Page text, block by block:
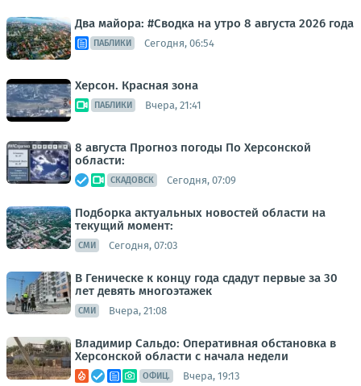
Два майора: #Сводка на утро 8 августа 2026 года
ПАБЛИКИ Сегодня, 06:54
Херсон. Красная зона
ПАБЛИКИ Вчера, 21:41
8 августа Прогноз погоды По Херсонской
области:
СКАДОВСК Сегодня, 07:09
Подборка актуальных новостей области на
текущий момент:
СМИ Сегодня, 07:03
В Геническе к концу года сдадут первые за 30
лет девять многоэтажек
СМИ Вчера, 21:08
Владимир Сальдо: Оперативная обстановка в
Херсонской области с начала недели
ОФИЦ. Вчера, 19:13